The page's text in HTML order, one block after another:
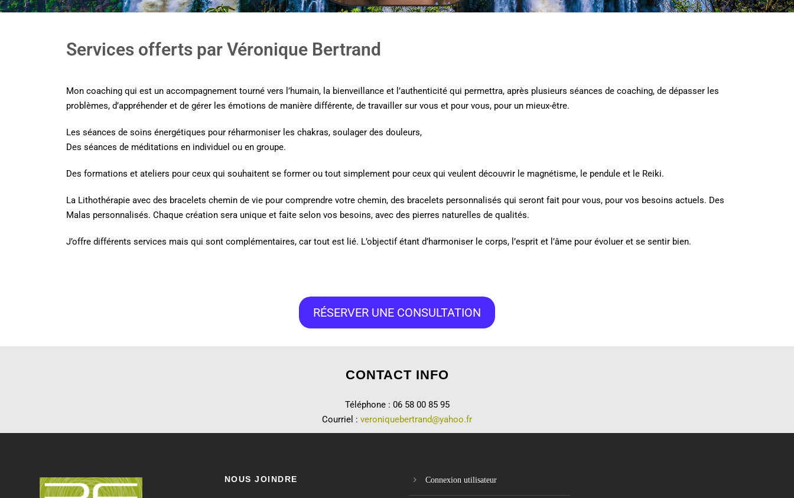
Services offerts par Véronique Bertrand
Mon coaching qui est un accompagnement tourné vers l’humain, la bienveillance et l’authenticité qui permettra, après plusieurs séances de coaching, de dépasser les
problèmes, d’appréhender et de gérer les émotions de manière différente, de travailler sur vous et pour vous, pour un mieux-être.
Les séances de soins énergétiques pour réharmoniser les chakras, soulager des douleurs,
Des séances de méditations en individuel ou en groupe.
Des formations et ateliers pour ceux qui souhaitent se former ou tout simplement pour ceux qui veulent découvrir le magnétisme, le pendule et le Reiki.
La Lithothérapie avec des bracelets chemin de vie pour comprendre votre chemin, des bracelets personnalisés qui seront fait pour vous, pour vos besoins actuels. Des
Malas personnalisés. Chaque création sera unique et faite selon vos besoins, avec des pierres naturelles de qualités.
J’offre différents services mais qui sont complémentaires, car tout est lié. L’objectif étant d’harmoniser le corps, l’esprit et l’âme pour évoluer et se sentir bien.
RÉSERVER UNE CONSULTATION
CONTACT INFO
Téléphone : 06 58 00 85 95
Courriel : veroniquebertrand@yahoo.fr
NOUS JOINDRE Connexion utilisateur